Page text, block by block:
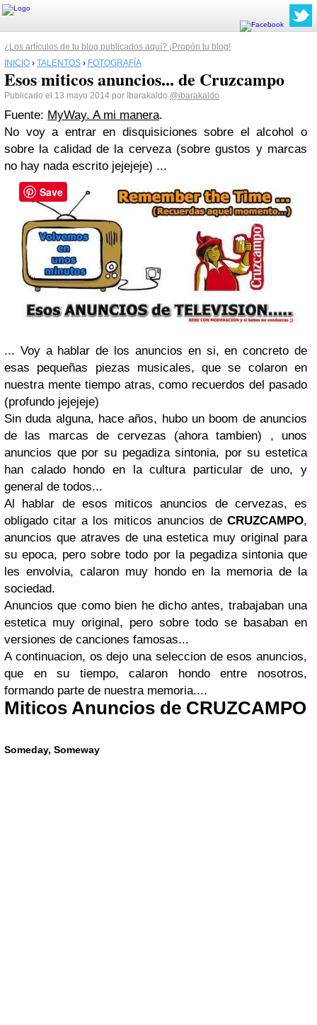
¿Los artículos de tu blog publicados aquí? ¡Propón tu blog!
INICIO › TALENTOS › FOTOGRAFÍA
Esos miticos anuncios... de Cruzcampo
Publicado el 13 mayo 2014 por Ibarakaldo @ibarakaldo
Fuente: MyWay. A mi manera.
No voy a entrar en disquisiciones sobre el alcohol o
sobre la calidad de la cerveza (sobre gustos y marcas
no hay nada escrito jejejeje) ...
... Voy a hablar de los anuncios en si, en concreto de
esas pequeñas piezas musicales, que se colaron en
nuestra mente tiempo atras, como recuerdos del pasado
(profundo jejejeje)
Sin duda alguna, hace años, hubo un boom de anuncios
de las marcas de cervezas (ahora tambien) , unos
anuncios que por su pegadiza sintonia, por su estetica
han calado hondo en la cultura particular de uno, y
general de todos...
Al hablar de esos miticos anuncios de cervezas, es
obligado citar a los miticos anuncios de CRUZCAMPO,
anuncios que atraves de una estetica muy original para
su epoca, pero sobre todo por la pegadiza sintonia que
les envolvia, calaron muy hondo en la memoria de la
sociedad.
Anuncios que como bien he dicho antes, trabajaban una
estetica muy original, pero sobre todo se basaban en
versiones de canciones famosas...
A continuacion, os dejo una seleccion de esos anuncios,
que en su tiempo, calaron hondo entre nosotros,
formando parte de nuestra memoria....
Miticos Anuncios de CRUZCAMPO
Someday, Someway
Save